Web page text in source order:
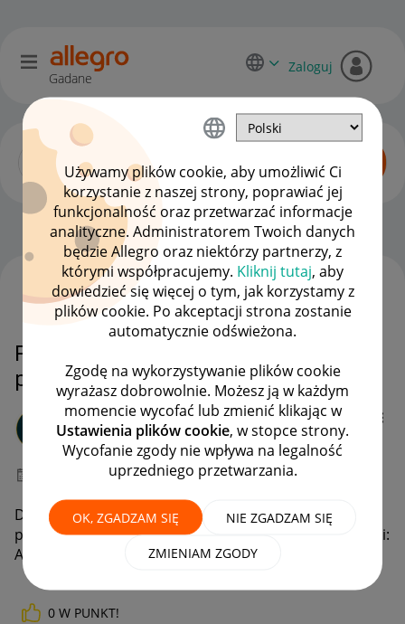
Używamy plików cookie, aby umożliwić Ci
korzystanie z naszej strony, poprawiać jej
funkcjonalność oraz przetwarzać informacje
analityczne. Administratorem Twoich danych
będzie Allegro oraz niektórzy partnerzy, z
którymi współpracujemy. Kliknij tutaj, aby
dowiedzieć się więcej o tym, jak korzystamy z
plików cookie. Po akceptacji strona zostanie
automatycznie odświeżona.
Zgodę na wykorzystywanie plików cookie
wyrażasz dobrowolnie. Możesz ją w każdym
momencie wycofać lub zmienić klikając w
Ustawienia plików cookie, w stopce strony.
Wycofanie zgody nie wpływa na legalność
uprzedniego przetwarzania.
OK, ZGADZAM SIĘ NIE ZGADZAM SIĘ
ZMIENIAM ZGODY
Gadane
Zaloguj
Allegro One dla kupujących OPCJE
Przedłużenie magazynowania
paczki w onebox
nano_tech
#7 Wielbiciel
11:34
Dzień dobry. Chciałbym przedłużyć magazynowanie
przesyłki do godziny 20 w dniu dzisiejszym. Nr przesyłki:
A000EPDP34. Dziękuję
0 W PUNKT!
WSZYSTKIE TEMATY